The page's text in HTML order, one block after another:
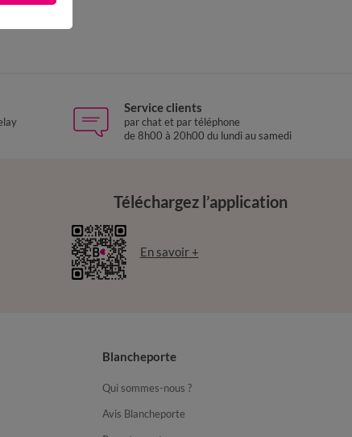
Service clients
par chat et par téléphone
de 8h00 à 20h00 du lundi au samedi
Téléchargez l’application
En savoir +
Blancheporte
Qui sommes-nous ?
Avis Blancheporte